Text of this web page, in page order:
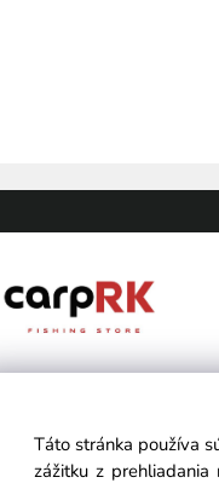
Táto stránka používa
zážitku z